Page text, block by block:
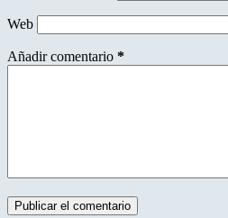
Web
Añadir comentario *
Publicar el comentario